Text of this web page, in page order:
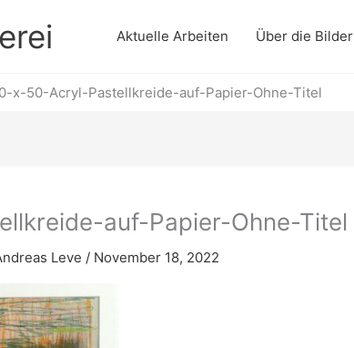
Aktuelle Arbeiten Über die Bilder
x-50-Acryl-Pastellkreide-auf-Papier-Ohne-Titel
auf-Papier-Ohne-Titel
Leve / November 18, 2022